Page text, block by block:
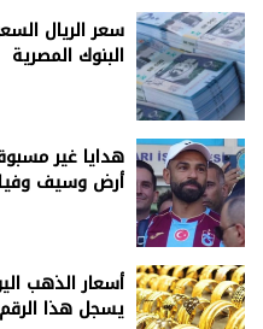
البنوك المصرية
هدايا غير
أرض وسيف
يسجل هذا الرقم